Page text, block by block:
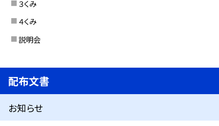
３くみ
４くみ
説明会
配布文書
お知らせ